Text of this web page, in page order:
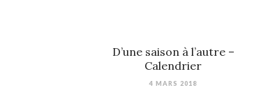
D’une saison à l’autre –
Calendrier
4 MARS 2018